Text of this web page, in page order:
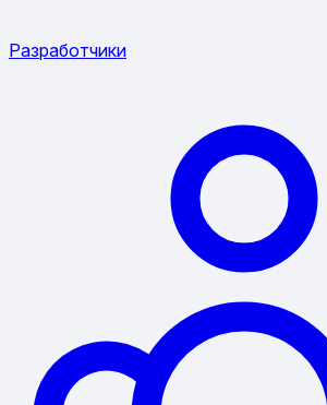
Разработчики